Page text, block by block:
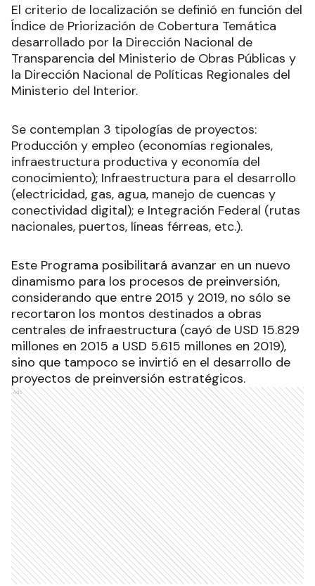
El criterio de localización se definió en función del
Índice de Priorización de Cobertura Temática
desarrollado por la Dirección Nacional de
Transparencia del Ministerio de Obras Públicas y
la Dirección Nacional de Políticas Regionales del
Ministerio del Interior.
Se contemplan 3 tipologías de proyectos:
Producción y empleo (economías regionales,
infraestructura productiva y economía del
conocimiento); Infraestructura para el desarrollo
(electricidad, gas, agua, manejo de cuencas y
conectividad digital); e Integración Federal (rutas
nacionales, puertos, líneas férreas, etc.).
Este Programa posibilitará avanzar en un nuevo
dinamismo para los procesos de preinversión,
considerando que entre 2015 y 2019, no sólo se
recortaron los montos destinados a obras
centrales de infraestructura (cayó de USD 15.829
millones en 2015 a USD 5.615 millones en 2019),
sino que tampoco se invirtió en el desarrollo de
proyectos de preinversión estratégicos.
Ads